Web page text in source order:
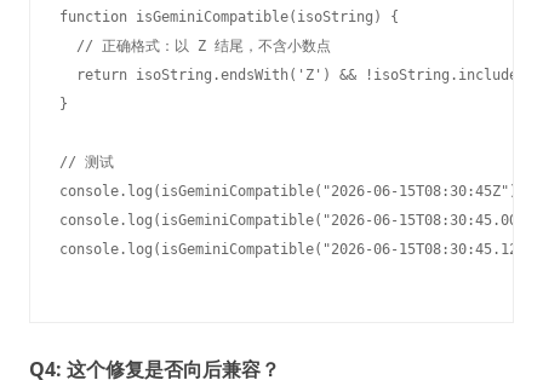
function isGeminiCompatible(isoString) {
  // 正确格式：以 Z 结尾，不含小数点
return isoString.endsWith('Z') &&
}
// 测试
console.log(isGeminiCompatible("2026-06-
console.log(isGeminiCompatible("2026-06-
Q4: 这个修复是否向后兼容？